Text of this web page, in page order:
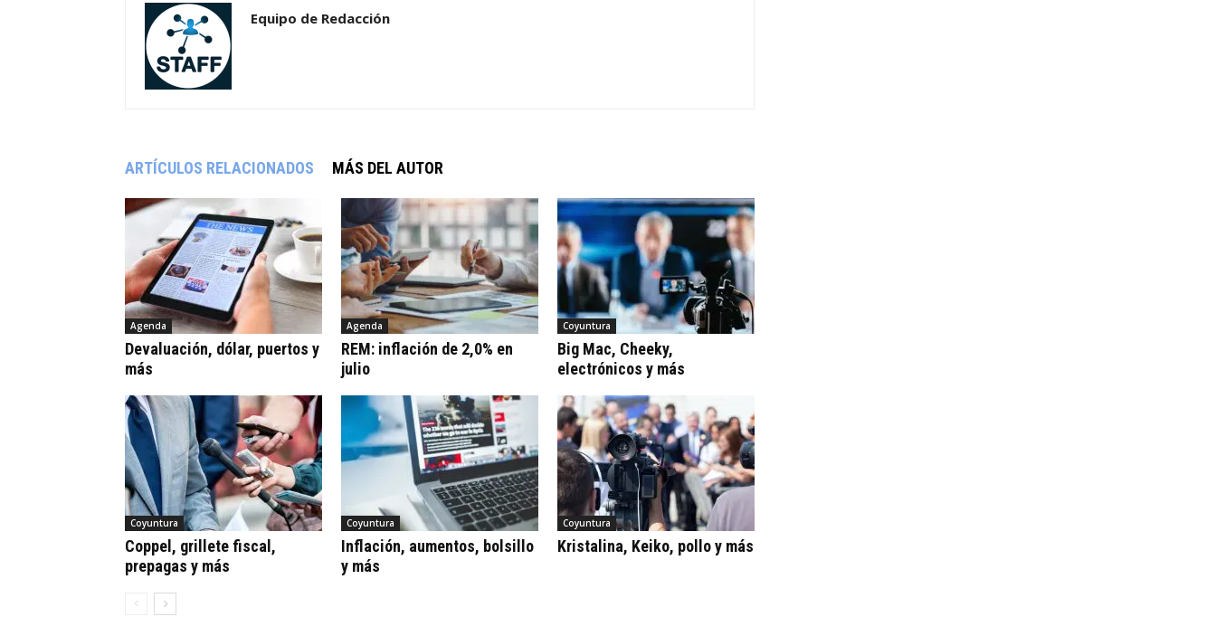
Equipo de Redacción
ARTÍCULOS RELACIONADOS MÁS DEL AUTOR
Agenda
Devaluación, dólar, puertos y
más
Agenda
REM: inflación de 2,0% en
julio
Coyuntura
Big Mac, Cheeky,
electrónicos y más
Coyuntura
Coppel, grillete fiscal,
prepagas y más
Coyuntura
Inflación, aumentos, bolsillo
y más
Coyuntura
Kristalina, Keiko, pollo y más